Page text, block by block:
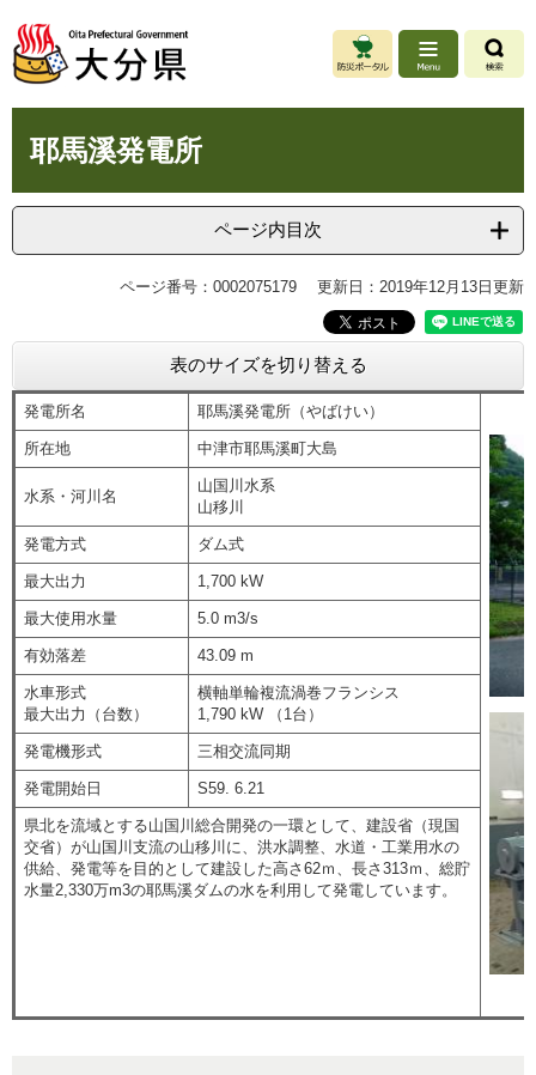
ジ
先
。
ュ
を
て
耶馬溪発電所
ページ内目次
ページ番号：0002075179 更新日：2019年12月13日更新
表のサイズを切り替える
発電所名 耶馬溪発電所（やばけい）
所在地 中津市耶馬溪町大島
水系・河川名
山国川水系
山移川
発電方式 ダム式
最大出力 1,700 kW
最大使用水量 5.0 m3/s
有効落差 43.09 m
水車形式
最大出力（台数）
横軸単輪複流渦巻フランシス
1,790 kW （1台）
発電機形式 三相交流同期
発電開始日 S59. 6.21
県北を流域とする山国川総合開発の一環として、建設省（現国
交省）が山国川支流の山移川に、洪水調整、水道・工業用水の
供給、発電等を目的として建設した高さ62ｍ、長さ313ｍ、総貯
水量2,330万m3の耶馬溪ダムの水を利用して発電しています。